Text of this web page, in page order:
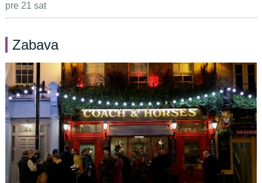
pre 21 sat
Zabava